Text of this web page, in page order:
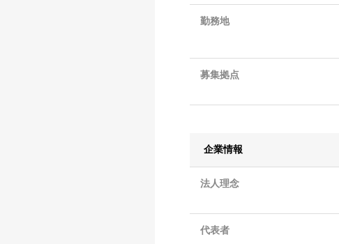
勤務地
募集拠点
企業情報
法人理念
代表者